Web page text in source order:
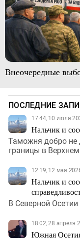
Внеочередные
ПОСЛЕДНИЕ
17:44, 10 июля
Нальчик и
Таможня добро не
границы в
12:19, 12 мая
Нальчик и
В Северной
18:02, 28 апреля
Южная